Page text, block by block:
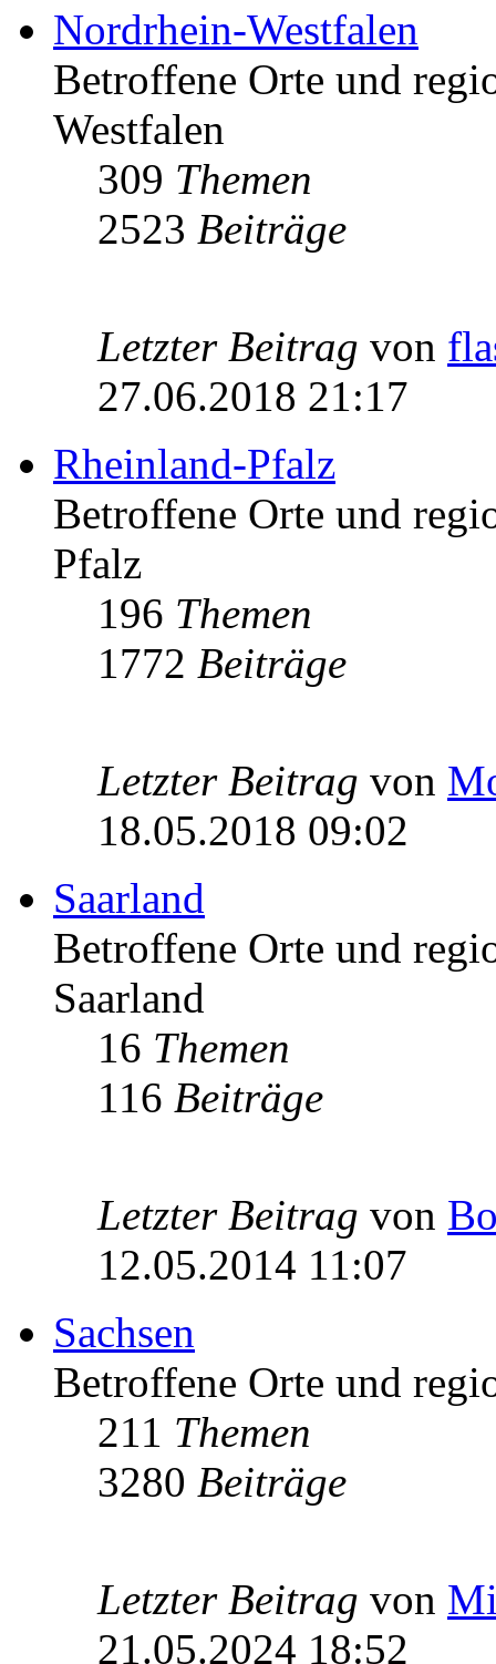
Nordrhein-Westfalen
Betroffene Orte und
Westfalen
309 Themen
2523 Beiträge
Letzter Beitrag von
27.06.2018 21:17
Rheinland-Pfalz
Betroffene Orte und
Pfalz
196 Themen
1772 Beiträge
Letzter Beitrag von
18.05.2018 09:02
Saarland
Betroffene Orte und
Saarland
16 Themen
116 Beiträge
Letzter Beitrag von
12.05.2014 11:07
Sachsen
Betroffene Orte und
211 Themen
3280 Beiträge
Letzter Beitrag von
21.05.2024 18:52